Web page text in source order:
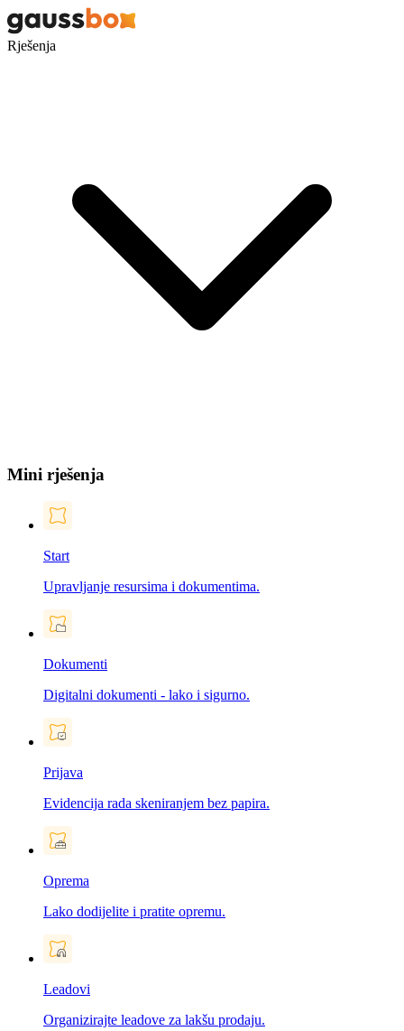
Rješenja
Mini rješenja
Start
Upravljanje resursima i dokumentima.
Dokumenti
Digitalni dokumenti - lako i sigurno.
Prijava
Evidencija rada skeniranjem bez papira.
Oprema
Lako dodijelite i pratite opremu.
Leadovi
Organizirajte leadove za lakšu prodaju.